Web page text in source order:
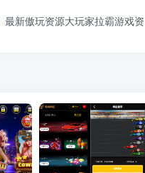
最新傲玩资源大玩家拉霸游戏资